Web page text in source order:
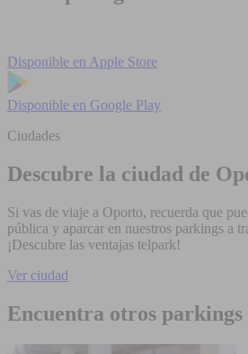
Disponible en Apple Store
Disponible en Google Play
Ciudades
Descubre la ciudad de
Si vas de viaje a Oporto, recuerda que
pública y aparcar en nuestros parkings a
¡Descubre las ventajas telpark!
Ver ciudad
Encuentra otros